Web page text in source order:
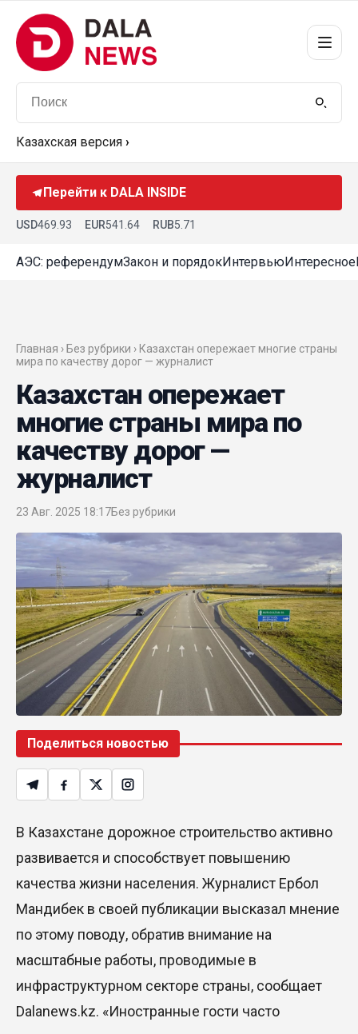
Казахская версия ›
Перейти к DALA INSIDE
USD469.93 EUR541.64 RUB5.71
АЭС: референдумЗакон и порядокИнтервьюИнтересное
Главная › Без рубрики › Казахстан опережает многие страны
мира по качеству дорог — журналист
Казахстан опережает
многие страны мира по
качеству дорог —
журналист
23 Авг. 2025 18:17Без рубрики
Поделиться новостью
В Казахстане дорожное строительство активно
развивается и способствует повышению
качества жизни населения. Журналист Ербол
Мандибек в своей публикации высказал мнение
по этому поводу, обратив внимание на
масштабные работы, проводимые в
инфраструктурном секторе страны, сообщает
Dalanews.kz. «Иностранные гости часто